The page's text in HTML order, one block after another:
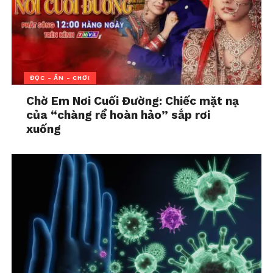
vậy tạo ra ảo giác bạn thật sự thích người đó mặc
dù sự thật không phải vậy.
HIỆU ỨNG “CHAI MẶT”
Căn cứ theo tâm lý lâu ngày sinh tình. Nhà tâm lý
học Tra Vinh Ti làm một thí nghiệm: Ông đưa cho
những người tham dự các bức ảnh của người khác
giới, trước hết chia thành 20 lần, 10 lần, 1 lần, sau
đó mời những người tham dự đánh giá mức độ yêu
thích của họ đối với nhân vật trong ảnh. Kết quả
thực tế cho thấy: Bức ảnh xuất hiện nhiều nhất có
mức độ yêu thích cao nhất, cũng chính là nói: số
lần quan sát tăng mức độ yêu thích lên. Vì vậy hãy
mạnh dạn “tút tát” lại ngoại hình sau đó tìm cách
xuất hiện thật nhiều trước mặt crush, biết đâu đối
phương sẽ rung động thì sao!
ĐỌC - ĂN - CHƠI
Chờ Em Nơi Cuối Đường: Chiếc mặt nạ
của “chàng rể hoàn hảo” sắp rơi
xuống